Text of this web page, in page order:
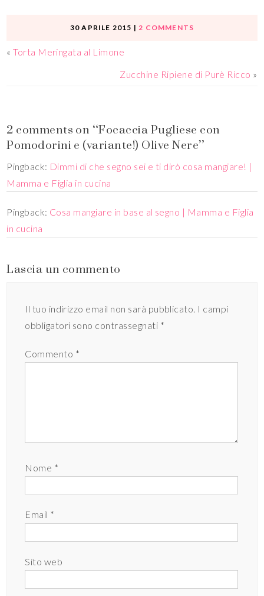
30 APRILE 2015 |2 COMMENTS
«Torta Meringata al Limone
Zucchine Ripiene di Purè Ricco »
2 comments on “Focaccia Pugliese con
Pomodorini e (variante!) Olive Nere”
Pingback: Dimmi di che segno sei e ti dirò cosa mangiare! |
Mamma e Figlia in cucina
Pingback: Cosa mangiare in base al segno | Mamma e Figlia
in cucina
Lascia un commento
Il tuo indirizzo email non sarà pubblicato. I campi
obbligatori sono contrassegnati *
Commento *
Nome *
Email *
Sito web